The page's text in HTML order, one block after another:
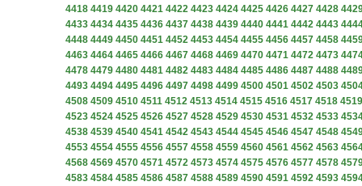
4418 4419 4420 4421 4422 4423 4424 4425 4426 4427 4428
4433 4434 4435 4436 4437 4438 4439 4440 4441 4442 4443
4448 4449 4450 4451 4452 4453 4454 4455 4456 4457 4458
4463 4464 4465 4466 4467 4468 4469 4470 4471 4472 4473
4478 4479 4480 4481 4482 4483 4484 4485 4486 4487 4488
4493 4494 4495 4496 4497 4498 4499 4500 4501 4502 4503
4508 4509 4510 4511 4512 4513 4514 4515 4516 4517 4518 4519
4523 4524 4525 4526 4527 4528 4529 4530 4531 4532 4533
4538 4539 4540 4541 4542 4543 4544 4545 4546 4547 4548
4553 4554 4555 4556 4557 4558 4559 4560 4561 4562 4563
4568 4569 4570 4571 4572 4573 4574 4575 4576 4577 4578
4583 4584 4585 4586 4587 4588 4589 4590 4591 4592 4593